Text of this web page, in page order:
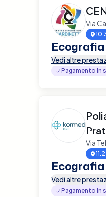
Via
Vedi altre
Pagamento in
Via
Vedi altre
Pagamento in